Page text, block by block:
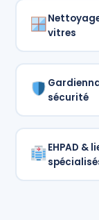
vitres
sécurité
EHPAD &